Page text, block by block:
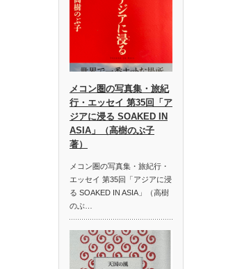
メコン圏の写真集・旅紀
行・エッセイ 第35回「ア
ジアに浸る SOAKED IN
ASIA」（高樹のぶ子
著）
メコン圏の写真集・旅紀行・
エッセイ 第35回「アジアに浸
る SOAKED IN ASIA」（高樹
のぶ…